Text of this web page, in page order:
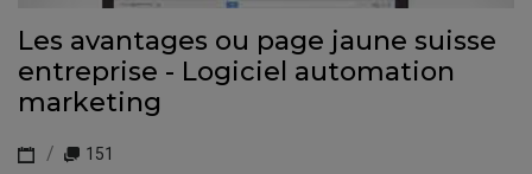
Les avantages ou page jaune suisse
entreprise - Logiciel automation
marketing
151